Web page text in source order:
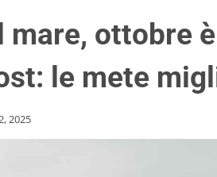
mare, ottobre
le mete
2025